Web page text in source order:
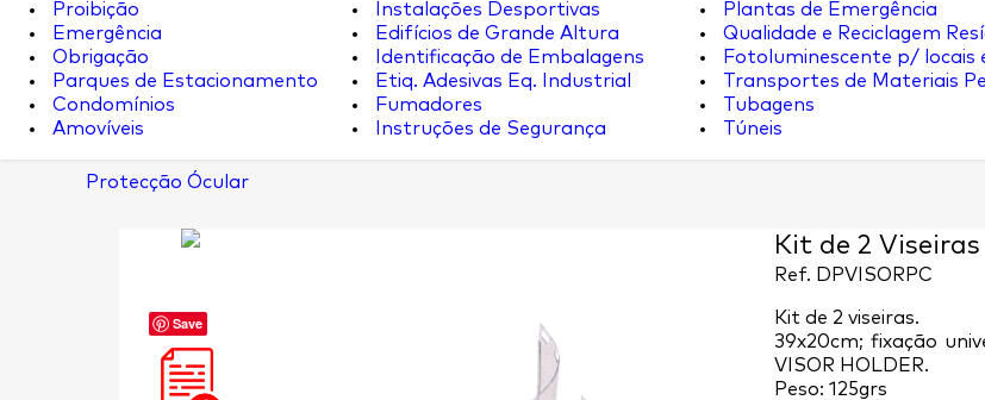
Proibição
Emergência
Obrigação
Parques de Estacionamento
Condomínios
Amovíveis
Instalações Desportivas
Edifícios de Grande Altura
Identificação de Embalagens
Etiq. Adesivas Eq. Industrial
Fumadores
Instruções de Segurança
Plantas de Emergência
Qualidade e Reciclagem
Fotoluminescente p/ locais
Transportes de Materiais
Tubagens
Túneis
Protecção Ócular
Save
Kit de 2 Viseiras
Ref. DPVISORPC
Kit de 2 viseiras.
39x20cm; fixação
VISOR HOLDER.
Peso: 125grs